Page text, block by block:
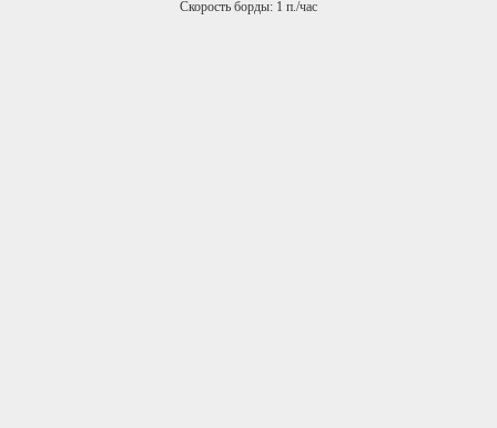
Скорость борды: 1 п./час